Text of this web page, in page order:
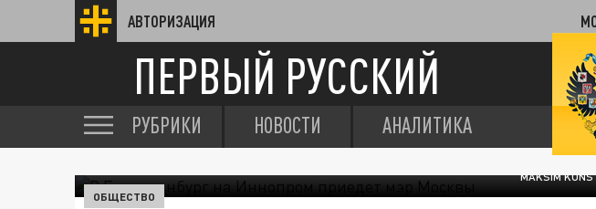
АВТОРИЗАЦИЯ
ПЕРВЫЙ РУССКИЙ
РУБРИКИ НОВОСТИ АНАЛИТИКА
MAKSIM
ОБЩЕСТВО